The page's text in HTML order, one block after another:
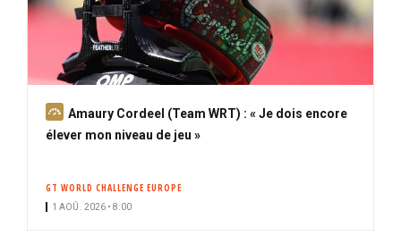
A
b
Amaury Cordeel (Team WRT) : « Je dois encore
élever mon niveau de jeu »
GT WORLD CHALLENGE EUROPE
1 AOÛ. 2026 • 8:00